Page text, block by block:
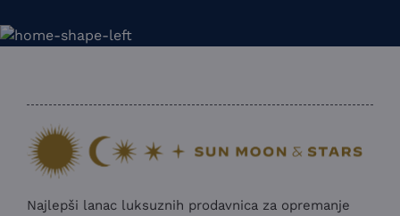
Najlepši lanac luksuznih prodavnica za opremanje